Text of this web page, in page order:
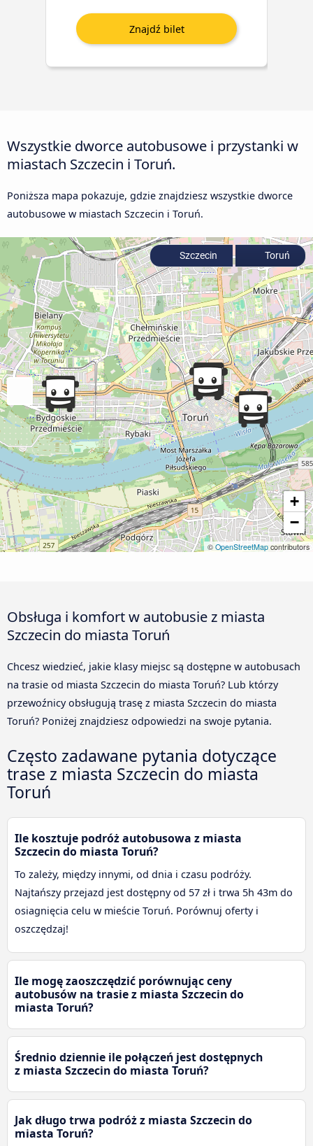
Wszystkie dworce autobusowe i przystanki w
miastach Szczecin i Toruń.
Poniższa mapa pokazuje, gdzie znajdziesz wszystkie dworce
autobusowe w miastach Szczecin i Toruń.
+
−
© OpenStreetMapcontributors
Szczecin Toruń
Obsługa i komfort w autobusie z miasta
Szczecin do miasta Toruń
Chcesz wiedzieć, jakie klasy miejsc są dostępne w autobusach
na trasie od miasta Szczecin do miasta Toruń? Lub którzy
przewoźnicy obsługują trasę z miasta Szczecin do miasta
Toruń? Poniżej znajdziesz odpowiedzi na swoje pytania.
Często zadawane pytania dotyczące
trase z miasta Szczecin do miasta
Toruń
Ile kosztuje podróż autobusowa z miasta
Szczecin do miasta Toruń?
To zależy, między innymi, od dnia i czasu podróży.
Najtańszy przejazd jest dostępny od 57 zł i trwa 5h 43m do
osiagnięcia celu w mieście Toruń. Porównuj oferty i
oszczędzaj!
Ile mogę zaoszczędzić porównując ceny
autobusów na trasie z miasta Szczecin do
miasta Toruń?
Średnio dziennie ile połączeń jest dostępnych
z miasta Szczecin do miasta Toruń?
Jak długo trwa podróż z miasta Szczecin do
miasta Toruń?